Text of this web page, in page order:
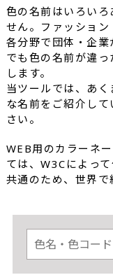
色の名前はいろい
せん。ファッション
各分野で団体・企
でも色の名前が違
します。
当ツールでは、あ
な名前をご紹介し
さい。
WEB用のカラーネ
ては、W3Cによっ
共通のため、世界で